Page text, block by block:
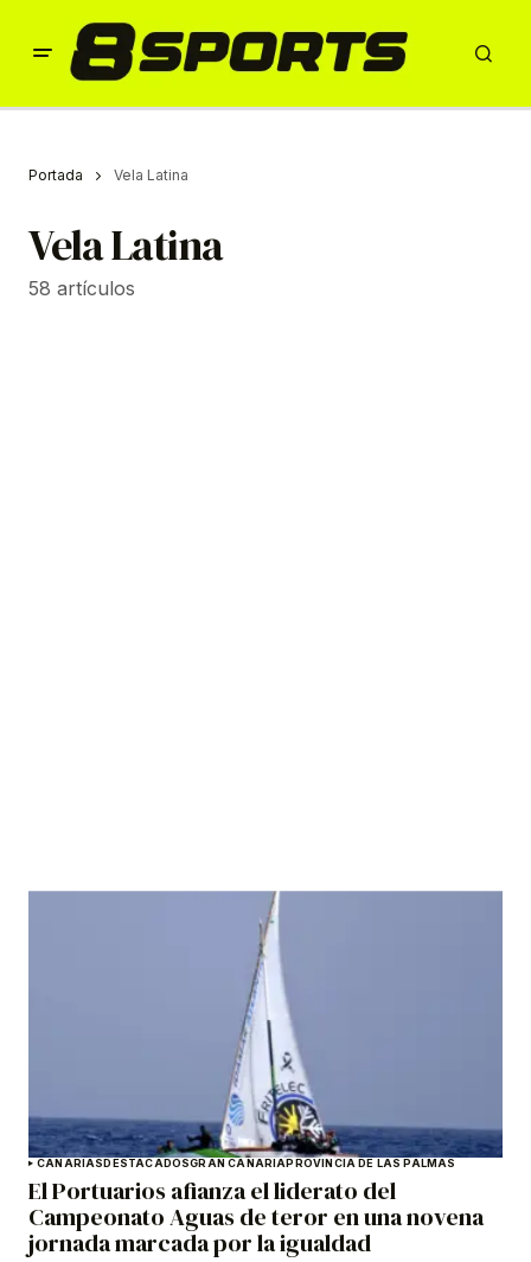
Portada Vela Latina
Vela Latina
58 artículos
CANARIASDESTACADOSGRAN CANARIAPROVINCIA DE LAS PALMAS
El Portuarios afianza el liderato del
Campeonato Aguas de teror en una novena
jornada marcada por la igualdad